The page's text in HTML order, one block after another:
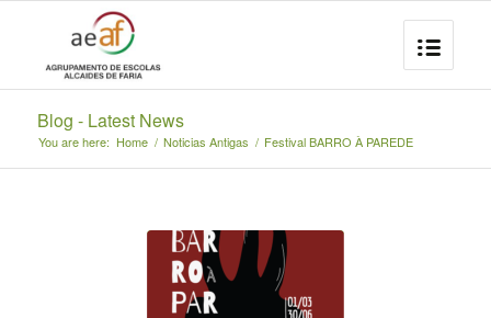
Blog - Latest News
You are here: Home / Noticias Antigas / Festival BARRO À PAREDE